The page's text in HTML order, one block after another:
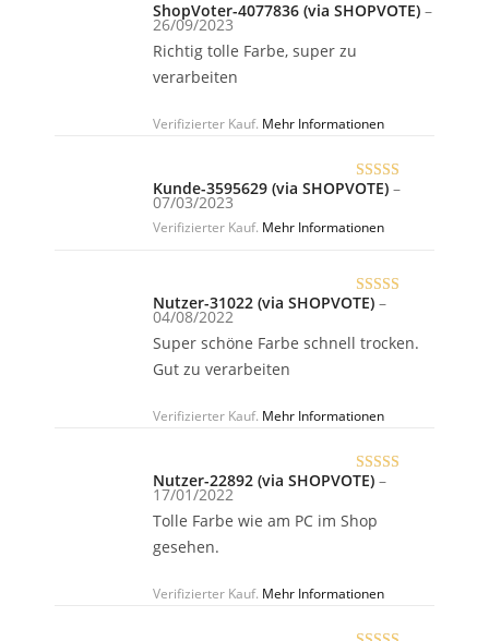
Bewertet
ShopVoter-4077836 (via SHOPVOTE) –
26/09/2023
Richtig tolle Farbe, super zu
verarbeiten
Verifizierter Kauf. Mehr Informationen
Bewertet
Kunde-3595629 (via SHOPVOTE) –
07/03/2023
Verifizierter Kauf. Mehr Informationen
Bewertet
Nutzer-31022 (via SHOPVOTE) –
04/08/2022
Super schöne Farbe schnell trocken.
Gut zu verarbeiten
Verifizierter Kauf. Mehr Informationen
Bewertet
Nutzer-22892 (via SHOPVOTE) –
17/01/2022
Tolle Farbe wie am PC im Shop
gesehen.
Verifizierter Kauf. Mehr Informationen